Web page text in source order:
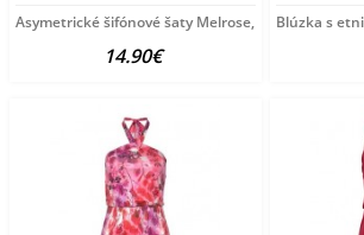
Asymetrické šifónové šaty Melrose, marhuľové
14.90€
Blúzka s